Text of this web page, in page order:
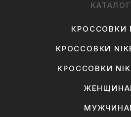
КАТАЛОГ
КРОССОВКИ
КРОССОВКИ
КРОССОВКИ